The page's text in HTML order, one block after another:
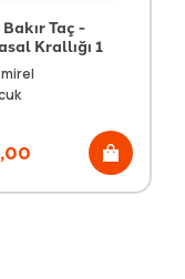
Taç -
Krallığı 1